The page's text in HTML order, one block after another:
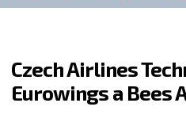
Czech Airlines
Eurowings a Bees